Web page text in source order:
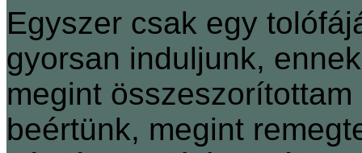
Egyszer csak egy
gyorsan induljunk,
megint
beértünk, megint